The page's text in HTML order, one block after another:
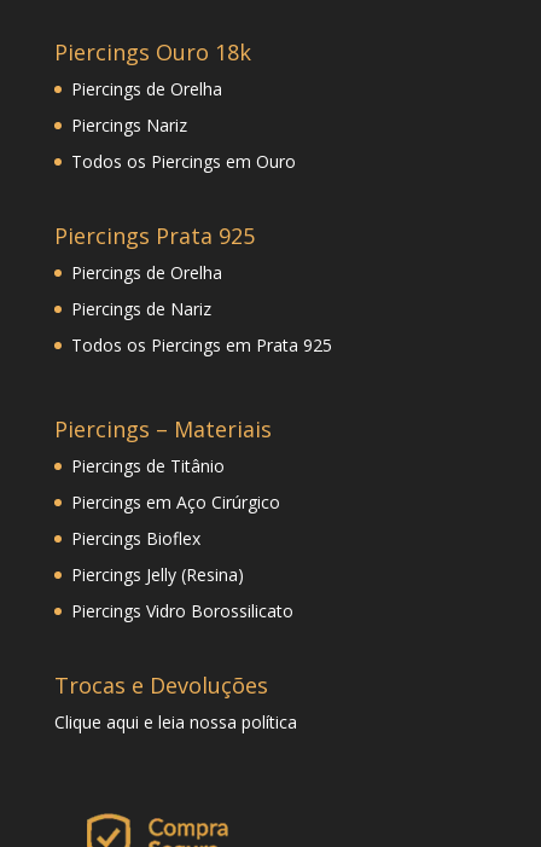
Piercings Ouro 18k
Piercings de Orelha
Piercings Nariz
Todos os Piercings em Ouro
Piercings Prata 925
Piercings de Orelha
Piercings de Nariz
Todos os Piercings em Prata 925
Piercings – Materiais
Piercings de Titânio
Piercings em Aço Cirúrgico
Piercings Bioflex
Piercings Jelly (Resina)
Piercings Vidro Borossilicato
Trocas e Devoluções
Clique aqui e leia nossa política